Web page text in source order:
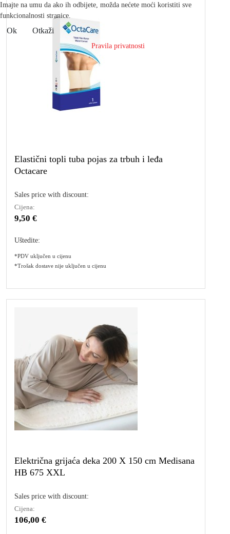
Elastični topli tuba pojas za trbuh i leđa
Octacare
Sales price with discount:
Cijena:
9,50 €
Uštedite:
*PDV uključen u cijenu
*Trošak dostave nije uključen u cijenu
Električna grijaća deka 200 X 150 cm Medisana
HB 675 XXL
Sales price with discount:
Cijena:
106,00 €
Imajte na umu da ako ih odbijete, možda nećete moći koristiti sve
funkcionalnosti stranice.
Ok Otkaži
Pravila privatnosti